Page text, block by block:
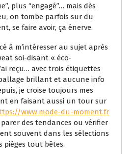
plus “engagé”… mais dès
on tombe parfois sur du
se faire avoir, ça énerve.
à m’intéresser au sujet après
soi-disant « éco-
reçu… avec trois étiquettes
brillant et aucune info
je croise toujours mes
en faisant aussi un tour sur
www.mode-du-moment.fr
des tendances ou vérifier
souvent dans les sélections
pièges tout bêtes.